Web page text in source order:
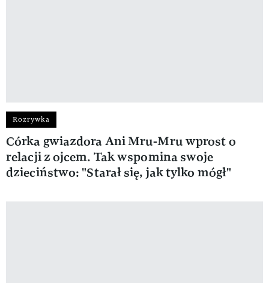
Rozrywka
Córka gwiazdora Ani Mru-Mru wprost o
relacji z ojcem. Tak wspomina swoje
dzieciństwo: "Starał się, jak tylko mógł"